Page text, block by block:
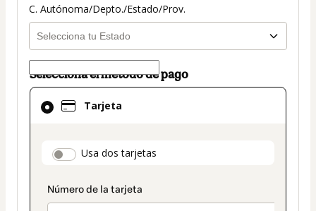
C. Autónoma/Depto./Estado/Prov.
Selecciona el método de pago
Tarjeta
payment_data.section_title_v2
Usa dos tarjetas
El
método
seleccionado
Tarjeta